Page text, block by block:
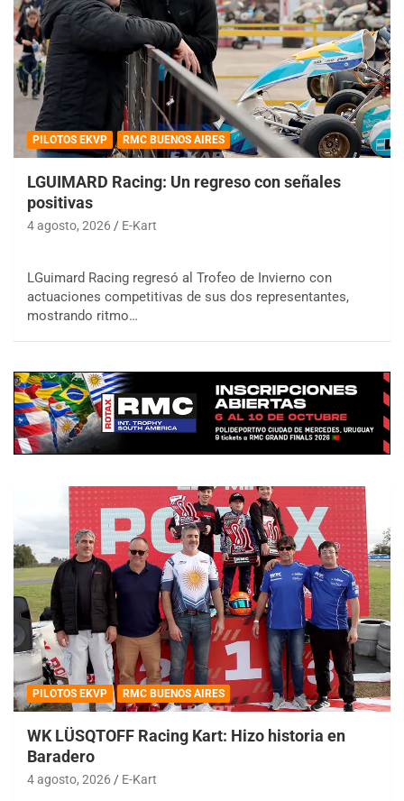
PILOTOS EKVP RMC BUENOS AIRES
LGUIMARD Racing: Un regreso con señales
positivas
4 agosto, 2026 E-Kart
LGuimard Racing regresó al Trofeo de Invierno con
actuaciones competitivas de sus dos representantes,
mostrando ritmo…
PILOTOS EKVP RMC BUENOS AIRES
WK LÜSQTOFF Racing Kart: Hizo historia en
Baradero
4 agosto, 2026 E-Kart